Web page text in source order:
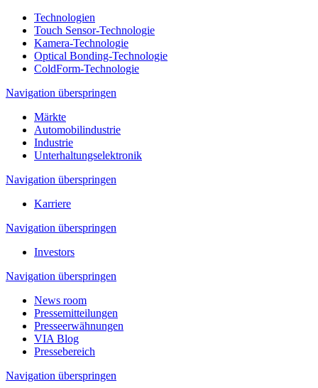
Technologien
Touch Sensor-Technologie
Kamera-Technologie
Optical Bonding-Technologie
ColdForm-Technologie
Navigation überspringen
Märkte
Automobilindustrie
Industrie
Unterhaltungselektronik
Navigation überspringen
Karriere
Navigation überspringen
Investors
Navigation überspringen
News room
Pressemitteilungen
Presseerwähnungen
VIA Blog
Pressebereich
Navigation überspringen